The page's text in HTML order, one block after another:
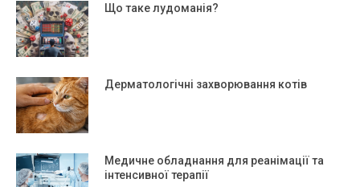
Що таке лудоманія?
Дерматологічні захворювання котів
Медичне обладнання для реанімації та
інтенсивної терапії